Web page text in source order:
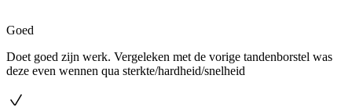
Goed
Doet goed zijn werk. Vergeleken met de vorige tandenborstel was
deze even wennen qua sterkte/hardheid/snelheid